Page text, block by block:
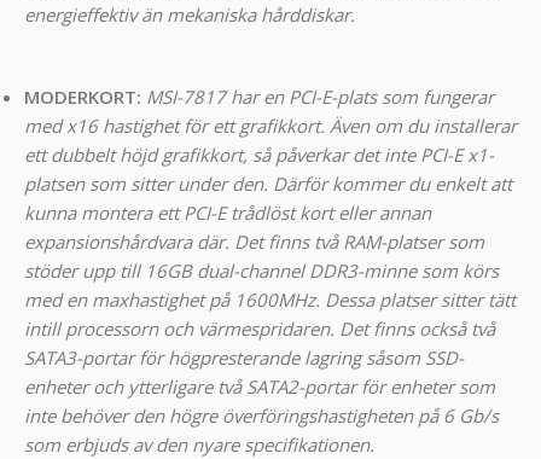
energieffektiv än mekaniska hårddiskar.
MODERKORT: MSI-7817 har en PCI-E-plats som fungerar
med x16 hastighet för ett grafikkort. Även om du installerar
ett dubbelt höjd grafikkort, så påverkar det inte PCI-E x1-
platsen som sitter under den. Därför kommer du enkelt att
kunna montera ett PCI-E trådlöst kort eller annan
expansionshårdvara där. Det finns två RAM-platser som
stöder upp till 16GB dual-channel DDR3-minne som körs
med en maxhastighet på 1600MHz. Dessa platser sitter tätt
intill processorn och värmespridaren. Det finns också två
SATA3-portar för högpresterande lagring såsom SSD-
enheter och ytterligare två SATA2-portar för enheter som
inte behöver den högre överföringshastigheten på 6 Gb/s
som erbjuds av den nyare specifikationen.